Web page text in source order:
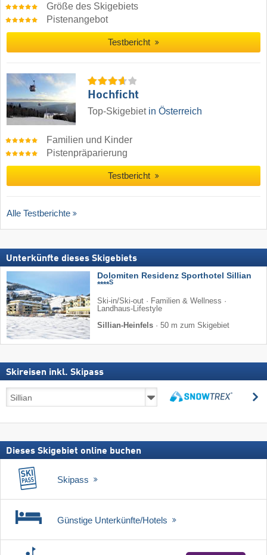
Größe des Skigebiets
Pistenangebot
Testbericht
Hochficht
Top-Skigebiet in Österreich
Familien und Kinder
Pistenpräparierung
Testbericht
Alle Testberichte
Unterkünfte dieses Skigebiets
Dolomiten Residenz Sporthotel Sillian
****S
Ski-in/Ski-out · Familien & Wellness ·
Landhaus-Lifestyle
Sillian-Heinfels · 50 m zum Skigebiet
Skireisen inkl. Skipass
inkl.
Dieses Skigebiet online buchen
Skipass
Günstige Unterkünfte/Hotels